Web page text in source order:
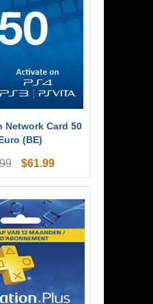
Network Card 50
(BE)
$61.99